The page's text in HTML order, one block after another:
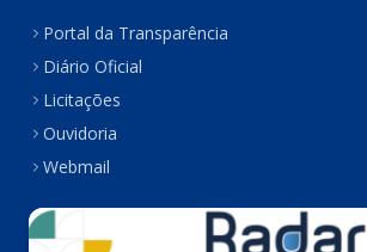
Portal da Transparência
Diário Oficial
Licitações
Ouvidoria
Webmail